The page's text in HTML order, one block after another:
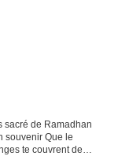
sacré de Ramadhan
souvenir Que le
te couvrent de